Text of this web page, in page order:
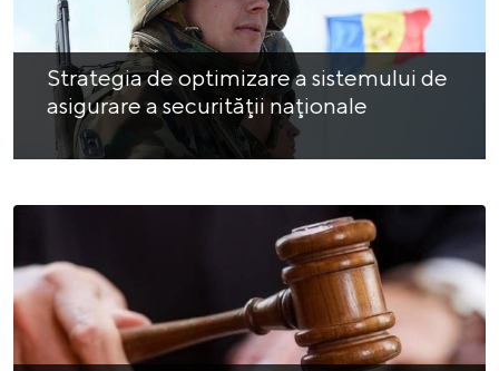
Strategia de optimizare a sistemului de
asigurare a securităţii naţionale